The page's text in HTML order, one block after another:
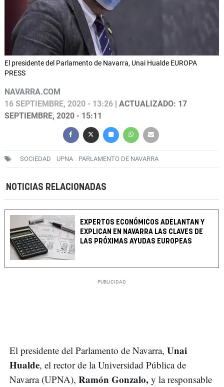
El presidente del Parlamento de Navarra, Unai Hualde EUROPA
PRESS
NAVARRA.COM
16 SEPTIEMBRE, 2020 - 13:26 | ACTUALIZADO: 17
SEPTIEMBRE, 2020 - 15:11
SOCIEDAD UPNA PARLAMENTO DE NAVARRA
NOTICIAS RELACIONADAS
EXPERTOS ECONÓMICOS ADELANTAN Y
EXPLICAN EN NAVARRA LAS CLAVES DE
LAS PRÓXIMAS AYUDAS EUROPEAS
El presidente del Parlamento de Navarra, Unai
Hualde, el rector de la Universidad Pública de
Navarra (UPNA), Ramón Gonzalo, y la responsable